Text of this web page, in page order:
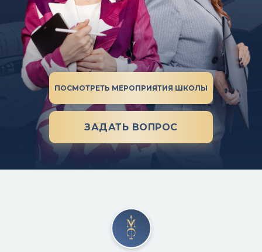
ПОСМОТРЕТЬ МЕРОПРИЯТИЯ ШКОЛЫ
ЗАДАТЬ ВОПРОС